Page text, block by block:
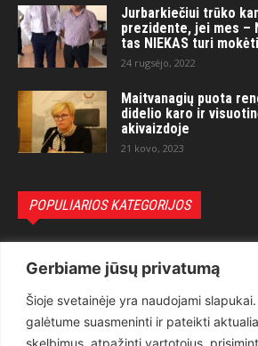
Gerbiame jūsų privatumą
Šioje svetainėje yra naudojami
galėtume suasmeninti ir pateikti
skelbimus, atpažinti vartotojus,
Jurbarkiečiui trūko
prezidente, jei mes –
tas NIEKAS turi
24 rugsėjo, 2022
Maitvanagių puota
didelio karo ir
akivaizdoje
21 kovo, 2023
POPULIARIOS KATEGORIJOS
Teisėsauga
Aktualu